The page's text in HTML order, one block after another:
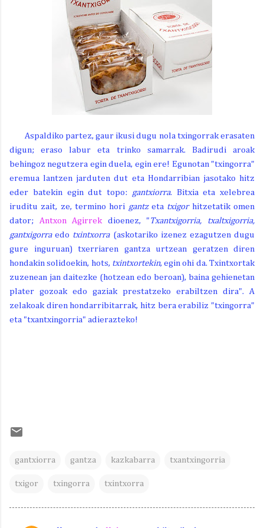
Aspaldiko partez, gaur ikusi dugu nola txingorrak erasaten
digun; eraso labur eta trinko samarrak. Badirudi aroak
behingoz negutzera egin duela, egin ere! Egunotan "txingorra"
eremua lantzen jarduten dut eta Hondarribian jasotako hitz
eder batekin egin dut topo: gantxiorra. Bitxia eta xelebrea
iruditu zait, ze, termino hori gantzeta txigor hitzetatik omen
dator; Antxon Agirrek dioenez, " Txantxigorria, txaltxigorria,
gantxigorraedo txintxorra(askotariko izenez ezagutzen dugu
gure inguruan) txerriaren gantza urtzean geratzen diren
hondakin solidoekin, hots, txintxortekin, egin ohi da. Txintxortak
zuzenean jan daitezke (hotzean edo beroan), baina gehienetan
plater gozoak edo gaziak prestatzeko erabiltzen dira". A
zelakoak diren hondarribitarrak, hitz bera erabiliz "txingorra"
eta "txantxingorria" adierazteko!
gantxiorra gantza kazkabarra txantxingorria
txigor txingorra txintxorra